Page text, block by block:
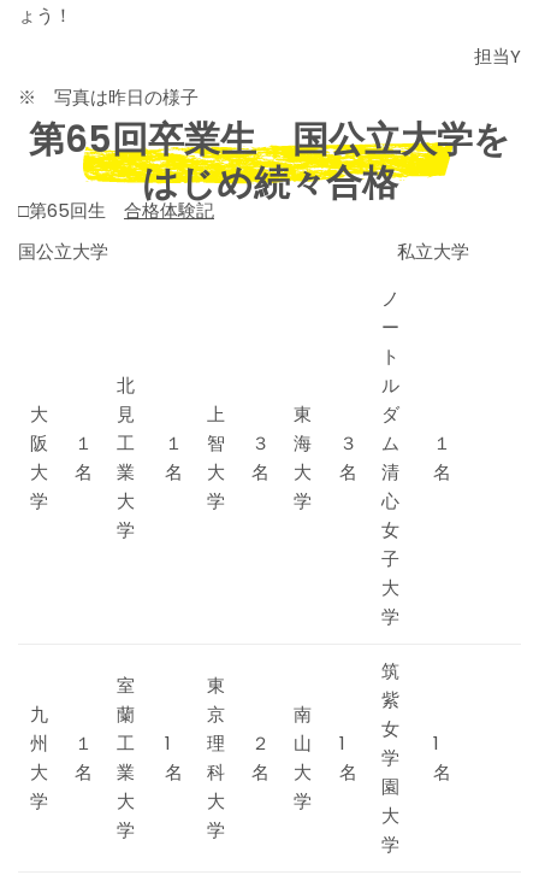
ょう！
担当Y
※ 写真は昨日の様子
第65回卒業生 国公立大学を
はじめ続々合格
□第65回生 合格体験記
国公立大学 私立大学
大
阪
大
学
１
名
北
見
工
業
大
学
１
名
上
智
大
学
３
名
東
海
大
学
３
名
ノ
ー
ト
ル
ダ
ム
清
心
女
子
大
学
１
名
九
州
大
学
１
名
室
蘭
工
業
大
学
1
名
東
京
理
科
大
学
２
名
南
山
大
学
1
名
筑
紫
女
学
園
大
学
1
名